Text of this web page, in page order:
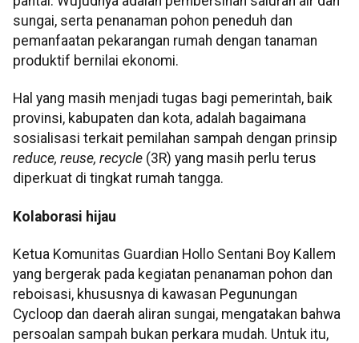
sungai, serta penanaman pohon peneduh dan
pemanfaatan pekarangan rumah dengan tanaman
produktif bernilai ekonomi.
Hal yang masih menjadi tugas bagi pemerintah, baik
provinsi, kabupaten dan kota, adalah bagaimana
sosialisasi terkait pemilahan sampah dengan prinsip
reduce, reuse, recycle (3R) yang masih perlu terus
diperkuat di tingkat rumah tangga.
Kolaborasi hijau
Ketua Komunitas Guardian Hollo Sentani Boy Kallem
yang bergerak pada kegiatan penanaman pohon dan
reboisasi, khususnya di kawasan Pegunungan
Cycloop dan daerah aliran sungai, mengatakan bahwa
persoalan sampah bukan perkara mudah. Untuk itu,